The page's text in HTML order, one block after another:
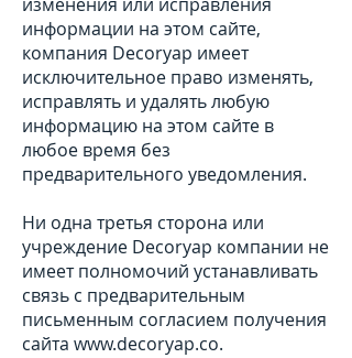
информации на этом сайте,
компания Decoryap имеет
исключительное право изменять,
исправлять и удалять любую
информацию на этом сайте в
любое время без
предварительного уведомления.
Ни одна третья сторона или
учреждение Decoryap компании не
имеет полномочий устанавливать
связь с предварительным
письменным согласием получения
сайта www.decoryap.co.